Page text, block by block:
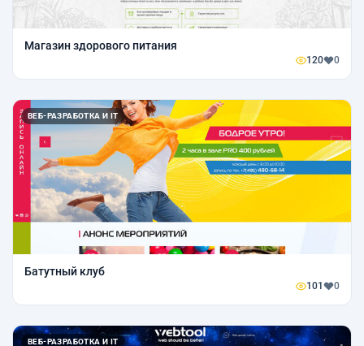
Магазин здорового питания
120 0
ВЕБ-РАЗРАБОТКА И IT
Батутный клуб
101 0
ВЕБ-РАЗРАБОТКА И IT